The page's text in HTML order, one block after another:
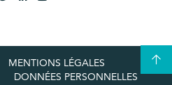
MENTIONS LÉGALES
DONNÉES PERSONNELLES